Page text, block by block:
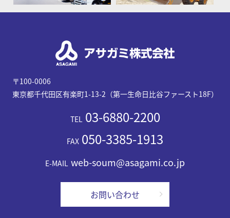
〒100-0006
東京都千代田区有楽町1-13-2（第一生命日比谷ファースト18F）
TEL 03-6880-2200
FAX 050-3385-1913
E-MAIL web-soum@asagami.co.jp
お問い合わせ